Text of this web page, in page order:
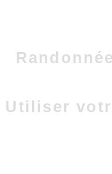
Utiliser